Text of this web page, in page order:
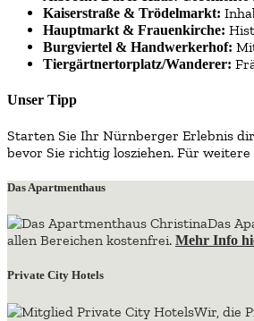
Kaiserstraße & Trödelmarkt:
Hauptmarkt & Frauenkirche:
Burgviertel & Handwerkerhof:
Tiergärtnertorplatz/Wanderer:
Unser Tipp
Starten Sie Ihr Nürnberger Erlebnis
bevor Sie richtig losziehen. Für
Das Apartmenthaus
Das
allen Bereichen kostenfrei. Mehr Info
Private City Hotels
Wir, die